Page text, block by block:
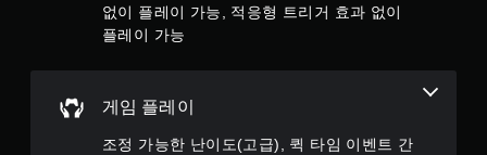
없이 플레이 가능, 적응형 트리거 효과 없이
플레이 가능
게임 플레이
조정 가능한 난이도(고급), 퀵 타임 이벤트 간